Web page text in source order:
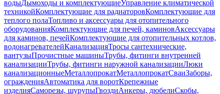
водыДымоходы и комплектующиеУправление климатической
техникойКомплектующие для радиаторовКомплектующие для
теплого полаТопливо и аксессуары для отопительного
оборудованияКомплектующие для печей, каминовАксессуары
для каминов, печейКомплектующие для отопительных котлов,
водонагревателейКанализацияТросы сантехнические,
вантузыПрочистные машиныТрубы, фитинги внутренней
канализацииТрубы, фитинги наружной канализацииЛюки
канализационныеМеталлопрокатМеталлопрокатСваиЗаборы,
огражденияАвтоматика для воротКрепежные
изделияСаморезы, шурупыГвоздиАнкеры, дюбелиСкобы,